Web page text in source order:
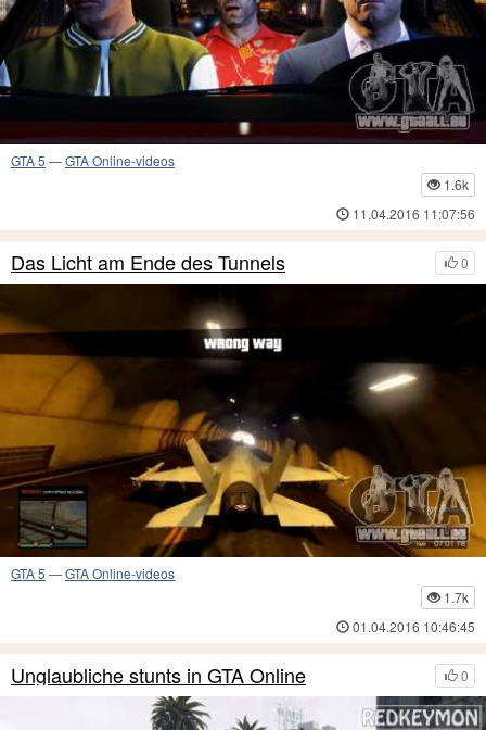
GTA 5 —GTA Online-videos
1.6k
11.04.2016 11:07:56
0
Das Licht am Ende des Tunnels
GTA 5 —GTA Online-videos
1.7k
01.04.2016 10:46:45
0
Unglaubliche stunts in GTA Online